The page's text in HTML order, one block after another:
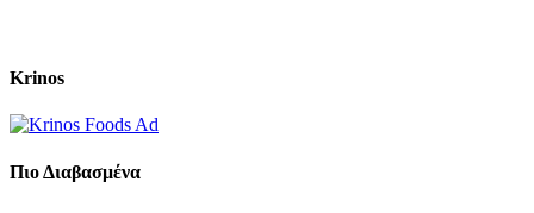
Krinos
Πιο Διαβασμένα